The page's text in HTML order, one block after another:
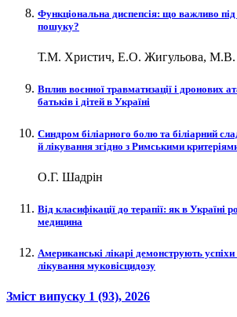
Функціональна диспепсія: що важливо під
пошуку?
Т.М. Христич, Е.О. Жигульова, М.В.
Вплив воєнної травматизації і дронових
батьків і дітей в Україні
Синдром біліарного болю та біліарний
й лікування згідно з Римськими
О.Г. Шадрін
Від класифікації до терапії: як в Україні
медицина
Американські лікарі демонструють
лікування муковісцидозу
Зміст випуску 1 (93), 2026